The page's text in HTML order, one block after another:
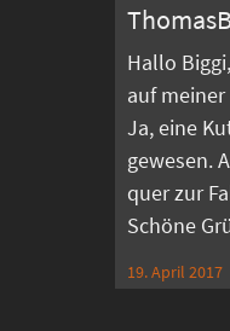
Hallo
auf meiner
Ja, eine
gewesen.
quer zur
Schöne
19. April 2017